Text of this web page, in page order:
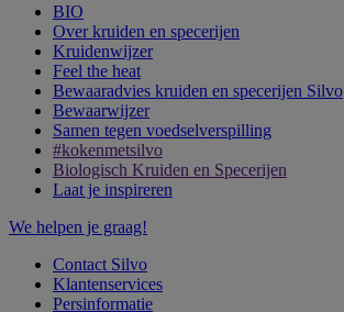
BIO
Over kruiden en specerijen
Kruidenwijzer
Feel the heat
Bewaaradvies kruiden en specerijen Silvo
Bewaarwijzer
Samen tegen voedselverspilling
#kokenmetsilvo
Biologisch Kruiden en Specerijen
Laat je inspireren
We helpen je graag!
Contact Silvo
Klantenservices
Persinformatie